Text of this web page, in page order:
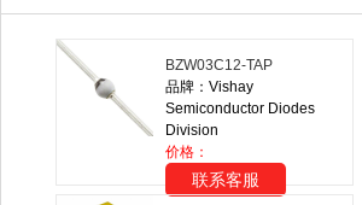
BZW03C12-TAP
品牌：Vishay
Semiconductor Diodes
Division
价格：
联系客服